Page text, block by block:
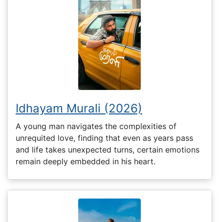
Idhayam Murali (2026)
A young man navigates the complexities of
unrequited love, finding that even as years pass
and life takes unexpected turns, certain emotions
remain deeply embedded in his heart.